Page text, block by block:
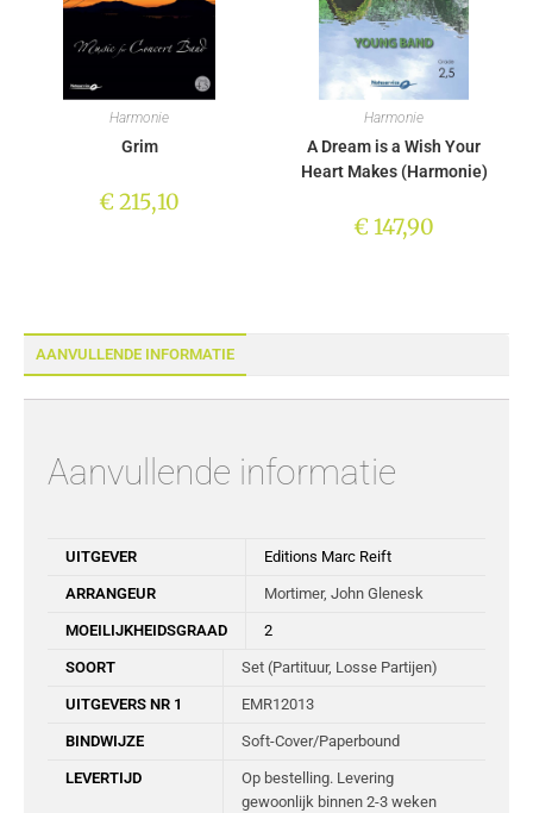
AANVULLENDE INFORMATIE
Aanvullende informatie
UITGEVER Editions Marc Reift
ARRANGEUR Mortimer, John Glenesk
MOEILIJKHEIDSGRAAD 2
SOORT Set (Partituur, Losse Partijen)
UITGEVERS NR 1 EMR12013
BINDWIJZE Soft-Cover/Paperbound
LEVERTIJD
Op bestelling. Levering
gewoonlijk binnen 2-3 weken
Harmonie
Grim
€215,10
Harmonie
A Dream is a Wish Your
Heart Makes (Harmonie)
€147,90